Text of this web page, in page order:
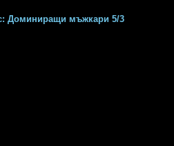
Доминиращи мъжкари 5/3